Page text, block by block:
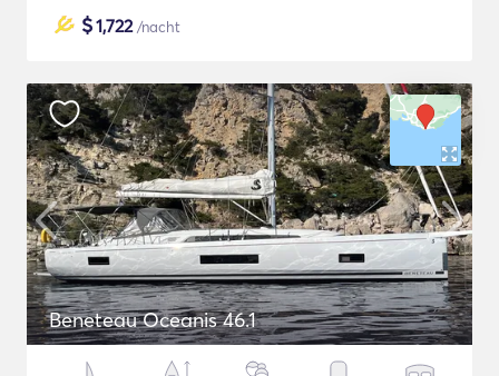
$1,722/nacht
Beneteau Oceanis 46.1